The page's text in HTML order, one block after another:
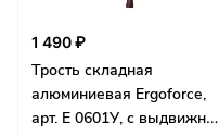
1 490 ₽
Трость складная
алюминиевая Ergoforce,
арт. Е 0601У, с выдвижным